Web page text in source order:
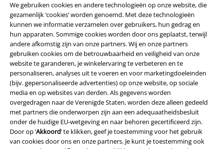
We gebruiken cookies en andere technologieën op onze website, die
gezamenlijk ‘cookies’ worden genoemd. Met deze technologieën
kunnen we informatie verzamelen over gebruikers, hun gedrag en
hun apparaten. Sommige cookies worden door ons geplaatst, terwijl
andere afkomstig zijn van onze partners. Wij en onze partners
gebruiken cookies om de betrouwbaarheid en veiligheid van onze
website te garanderen, je winkelervaring te verbeteren en te
personaliseren, analyses uit te voeren en voor marketingdoeleinden
(bijv. gepersonaliseerde advertenties) op onze website, op sociale
media en op websites van derden. Als gegevens worden
overgedragen naar de Verenigde Staten, worden deze alleen gedeeld
met partners die onderworpen zijn aan een adequaatheidsbesluit
onder de huidige EU-wetgeving en naar behoren gecertificeerd zijn.
Door op ‘Akkoord’ te klikken, geef je toestemming voor het gebruik
van cookies door ons en onze partners. Je kunt je toestemming ook
large app
Download gratis de nieuwe large app en profiteer van alle nieuwe
functies en voordelen!
A Warner Music Group Company